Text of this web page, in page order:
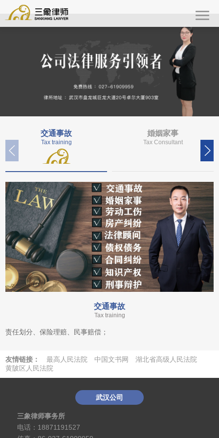
交通事故
Tax training
婚姻家事
Tax Consultant
交通事故
Tax training
责任划分、保险理赔、民事赔偿；
友情链接： 最高人民法院 中国文书网
湖北省高级人民法院
黄陂区人民法院
武汉公司
三象律师事务所
电话： 18871191527